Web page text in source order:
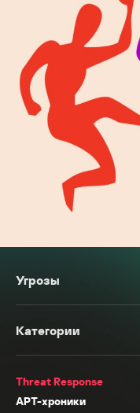
Угрозы
Категории
Threat Response
APT-хроники